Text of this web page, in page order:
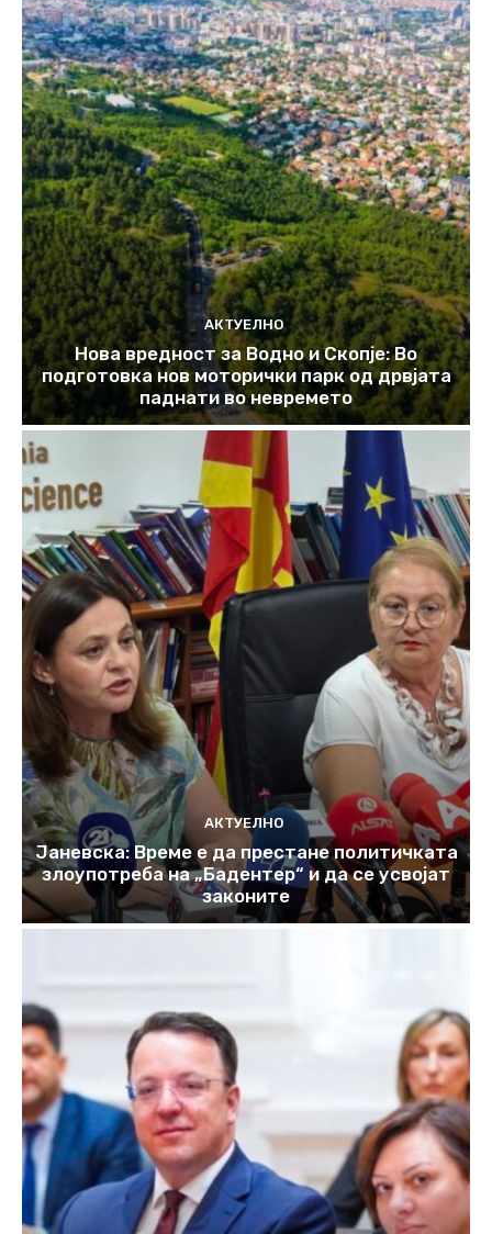
АКТУЕЛНО
Нова вредност за Водно и Скопје: Во
подготовка нов моторички парк од дрвјата
паднати во невремето
АКТУЕЛНО
Јаневска: Време е да престане политичката
злоупотреба на „Бадентер“ и да се усвојат
законите